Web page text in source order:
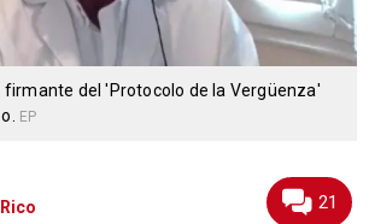
firmante del 'Protocolo de la Vergüenza'
EP
21